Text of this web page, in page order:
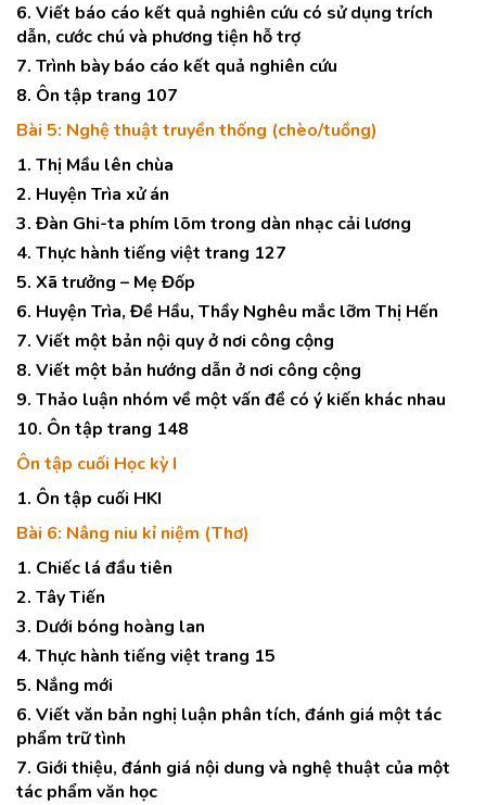
6. Viết báo cáo kết quả nghiên cứu có sử dụng trích
dẫn, cước chú và phương tiện hỗ trợ
7. Trình bày báo cáo kết quả nghiên cứu
8. Ôn tập trang 107
Bài 5: Nghệ thuật truyền thống (chèo/tuồng)
1. Thị Mầu lên chùa
2. Huyện Trìa xử án
3. Đàn Ghi-ta phím lõm trong dàn nhạc cải lương
4. Thực hành tiếng việt trang 127
5. Xã trưởng – Mẹ Đốp
6. Huyện Trìa, Đề Hầu, Thầy Nghêu mắc lỡm Thị Hến
7. Viết một bản nội quy ở nơi công cộng
8. Viết một bản hướng dẫn ở nơi công cộng
9. Thảo luận nhóm về một vấn đề có ý kiến khác nhau
10. Ôn tập trang 148
Ôn tập cuối Học kỳ I
1. Ôn tập cuối HKI
Bài 6: Nâng niu kỉ niệm (Thơ)
1. Chiếc lá đầu tiên
2. Tây Tiến
3. Dưới bóng hoàng lan
4. Thực hành tiếng việt trang 15
5. Nắng mới
6. Viết văn bản nghị luận phân tích, đánh giá một tác
phẩm trữ tình
7. Giới thiệu, đánh giá nội dung và nghệ thuật của một
tác phẩm văn học